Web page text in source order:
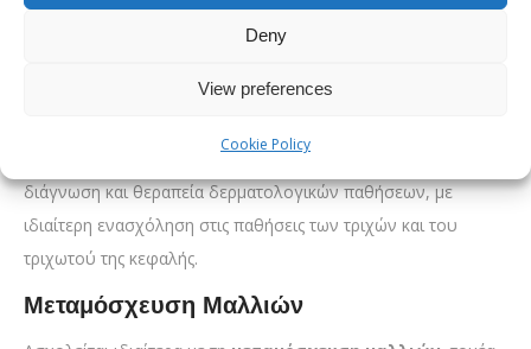
Deny
View preferences
Cookie Policy
University, New Orleans, Louisiana, ΗΠΑ.
Ο Dr. Απόστολος Καραλέξης διαθέτει πολυετή εμπειρία στη
διάγνωση και θεραπεία δερματολογικών παθήσεων, με
ιδιαίτερη ενασχόληση στις παθήσεις των τριχών και του
τριχωτού της κεφαλής.
Μεταμόσχευση Μαλλιών